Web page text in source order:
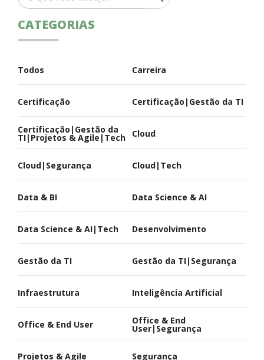
CATEGORIAS
Todos Carreira
Certificação Certificação|Gestão da TI
Certificação|Gestão da
TI|Projetos & Agile|Tech Cloud
Cloud|Segurança Cloud|Tech
Data & BI Data Science & AI
Data Science & AI|Tech Desenvolvimento
Gestão da TI Gestão da TI|Segurança
Infraestrutura Inteligência Artificial
Office & End User Office & End
User|Segurança
Projetos & Agile Segurança